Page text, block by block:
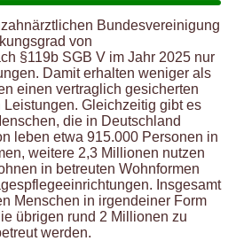
Bundesvereinigung
von
§119b SGB V im Jahr 2025 nur
Damit erhalten weniger als
einen vertraglich gesicherten
Gleichzeitig gibt es
die in Deutschland
leben etwa 915.000 Personen in
weitere 2,3 Millionen nutzen
in betreuten Wohnformen
Insgesamt
Menschen in irgendeiner Form
übrigen rund 2 Millionen zu
werden.